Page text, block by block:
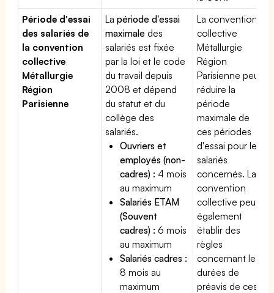
Période d'essai
des salariés de
la convention
collective
Métallurgie
Région
Parisienne
Lapériode d'essai
maximale des
salariés est fixée
par la loi et le code
du travail depuis
2008 et dépend
du statut et du
collège des
salariés.
Ouvriers et
employés (non-
cadres) : 4 mois
au maximum
Salariés ETAM
(Souvent
cadres) : 6 mois
au maximum
Salariés cadres :
8 mois au
maximum
La convention
collective
Métallurgie
Région
Parisienne peut
réduire la
période
maximale de
ces périodes
d'essai pour les
salariés
concernés. La
convention
collective peut
également
établir des
règles
concernant les
durées de
préavis de ces